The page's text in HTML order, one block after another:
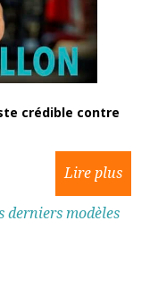
crédible contre
derniers modèles